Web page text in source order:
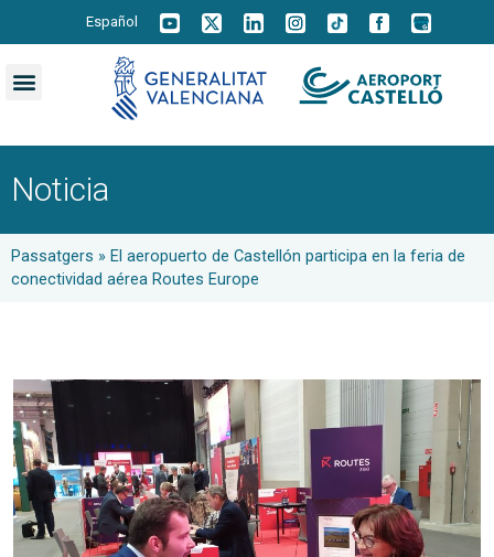
Español
Noticia
Passatgers » El aeropuerto de Castellón participa en la feria de
conectividad aérea Routes Europe